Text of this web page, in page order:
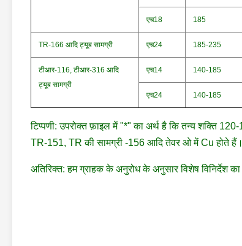
एच18 185
TR-166 आदि ट्यूब सामग्री एच24 185-235
टीआर-116, टीआर-316 आदि
ट्यूब सामग्री
एच14 140-185
एच24 140-185
टिप्पणी: उपरोक्त फ़ाइल में "*" का अर्थ है कि तन्य शक्ति
TR-151, TR की सामग्री -156 आदि तेवर ओ में Cu होते हैं।
अतिरिक्त: हम ग्राहक के अनुरोध के अनुसार विशेष विनिर्देश